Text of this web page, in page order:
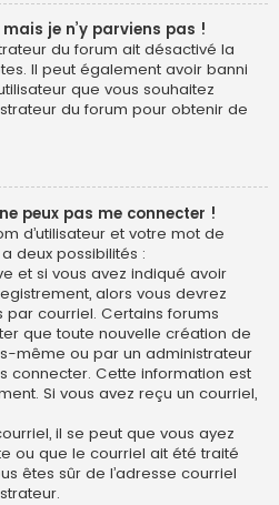
je n’y parviens pas !
du forum ait désactivé la
Il peut également avoir banni
que vous souhaitez
du forum pour obtenir de
peux pas me connecter !
d’utilisateur et votre mot de
deux possibilités :
et si vous avez indiqué avoir
alors vous devrez
par courriel. Certains forums
que toute nouvelle création de
même ou par un administrateur
connecter. Cette information est
Si vous avez reçu un courriel,
il se peut que vous ayez
ou que le courriel ait été traité
êtes sûr de l’adresse courriel